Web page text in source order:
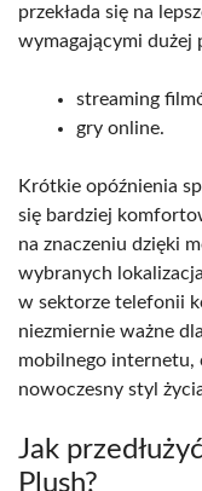
przekłada się na
wymagającymi dużej
streaming
gry online.
Krótkie opóźnienia
się bardziej
na znaczeniu dzięki
wybranych
w sektorze telefonii
niezmiernie ważne
mobilnego internetu,
nowoczesny styl
Jak
Plush?